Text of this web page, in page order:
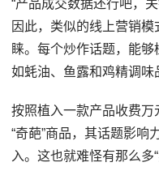
“产品成交数据还行吧，
因此，类似的线上营销
睐。每个炒作话题，能够
如蚝油、鱼露和鸡精调味
按照植入一款产品收费
“奇葩”商品，其话题影响
入。这也就难怪有那么多